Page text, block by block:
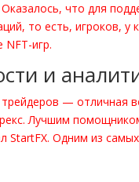
что для
то есть, игроков,
NFT-игр.
и
трейдеров — отличная
Лучшим
StartFX. Одним из